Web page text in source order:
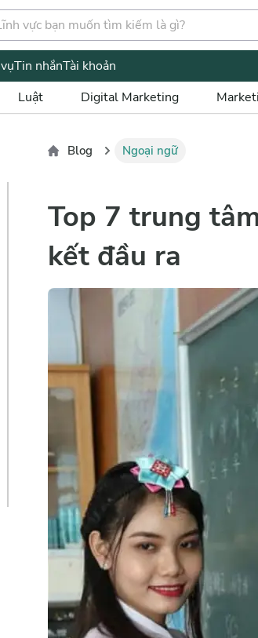
Tin nhắnTài khoản
Luật Digital Marketing
Blog Ngoại ngữ
Top 7 trung
kết đầu ra